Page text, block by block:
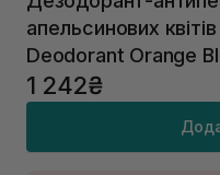
апельсинових
Deodorant Orange
1 242₴